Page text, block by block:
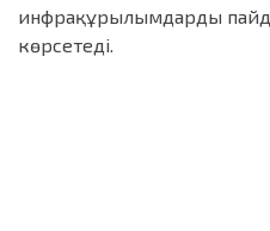
инфрақұрылымдарды
көрсетеді.